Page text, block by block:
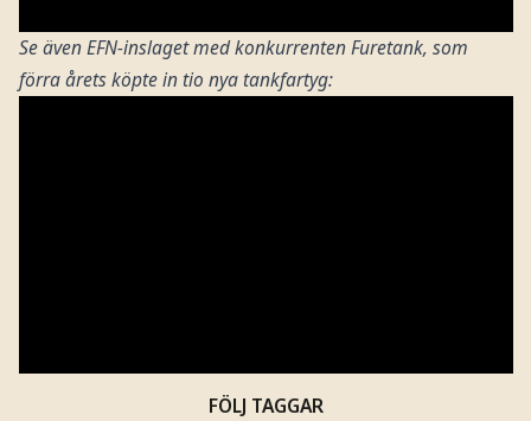
Se även EFN-inslaget med konkurrenten Furetank, som
förra årets köpte in tio nya tankfartyg:
FÖLJ TAGGAR